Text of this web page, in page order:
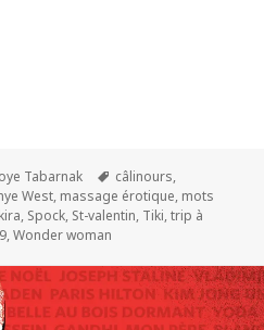
Tabarnak Tags
câlinours,
West, massage érotique, mots
, Spock, St-valentin, Tiki,trip à
,Wonder woman